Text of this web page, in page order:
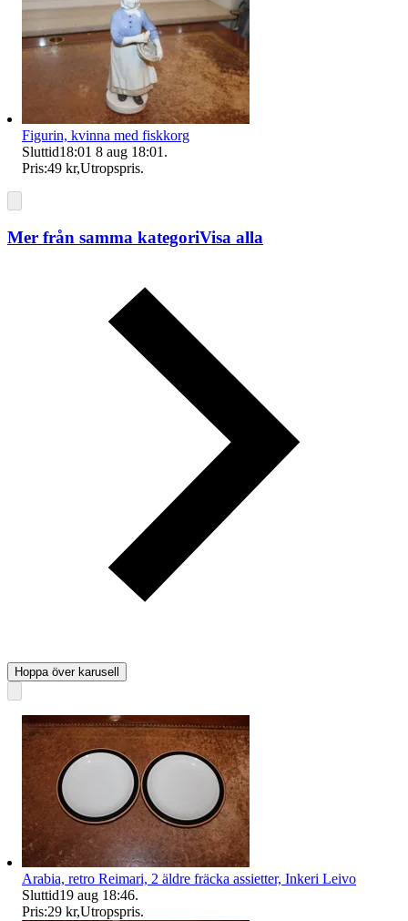
Figurin, kvinna med fiskkorg
Sluttid18:01 8 aug 18:01 .
Pris:49 kr,Utropspris.
Mer från samma kategoriVisa alla
Hoppa över karusell
Arabia, retro Reimari, 2 äldre fräcka assietter, Inkeri Leivo
Sluttid19 aug 18:46.
Pris:29 kr,Utropspris.